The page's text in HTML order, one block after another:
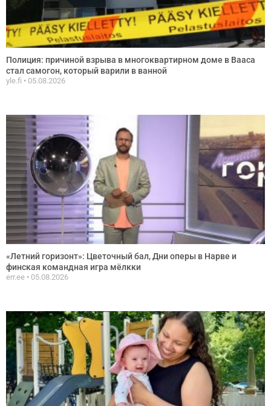
Полиция: причиной взрыва в многоквартирном доме в Вааса
стал самогон, который варили в ванной
yle.fi 05.08.2026
«Летний горизонт»: Цветочный бал, Дни оперы в Нарве и
финская командная игра мёлкки
err.ee 05.08.2026